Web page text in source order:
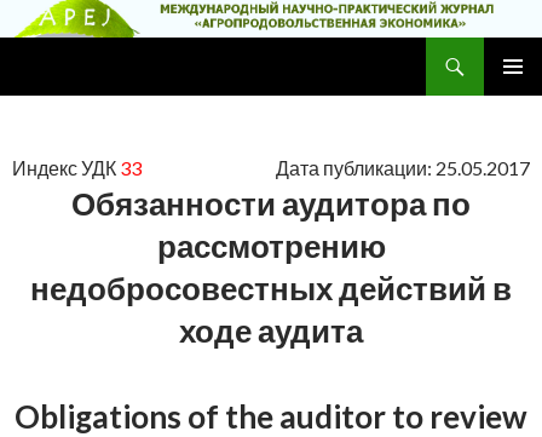
Индекс УДК 33 Дата публикации: 25.05.2017
Обязанности аудитора по
рассмотрению
недобросовестных действий в
ходе аудита
Obligations of the auditor to review